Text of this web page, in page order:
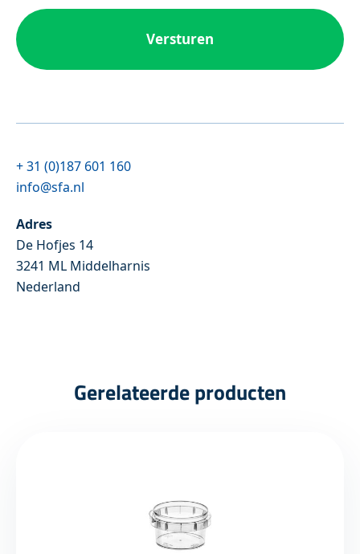
+ 31 (0)187 601 160
info@sfa.nl
Adres
De Hofjes 14
3241 ML Middelharnis
Nederland
Gerelateerde producten